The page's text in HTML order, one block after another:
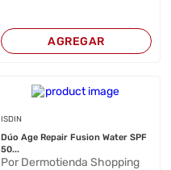
AGREGAR
ISDIN
Dúo Age Repair Fusion Water SPF
50...
Por Dermotienda Shopping